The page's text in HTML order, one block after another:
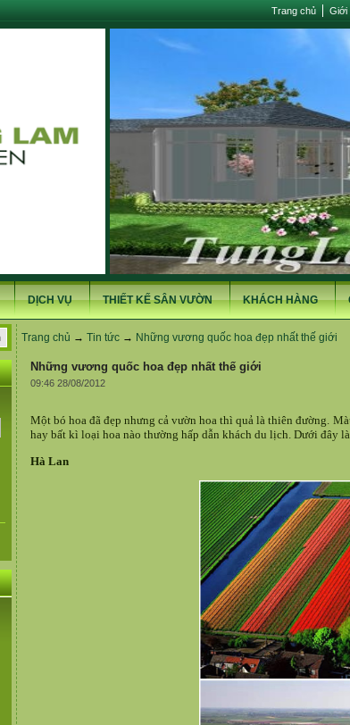
Trang chủ Giới
DỊCH VỤ THIẾT KẾ SÂN VƯỜN KHÁCH HÀNG
Trang chủ → Tin tức → Những vương quốc hoa đẹp nhất thế giới
Những vương quốc hoa đẹp nhất thế giới
09:46 28/08/2012
Một bó hoa đã đẹp nhưng cả vườn hoa thì quả là thiên đường.
hay bất kì loại hoa nào thường hấp dẫn khách du lịch. Dưới đây
Hà Lan